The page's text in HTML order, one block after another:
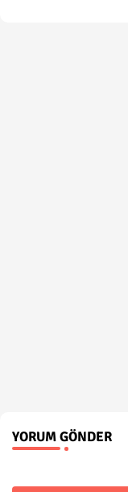
YORUM GÖNDER